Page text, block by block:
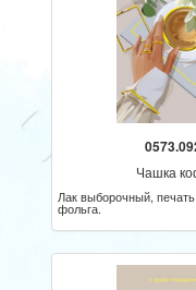
Чашка
Лак выборочный,
фольга.